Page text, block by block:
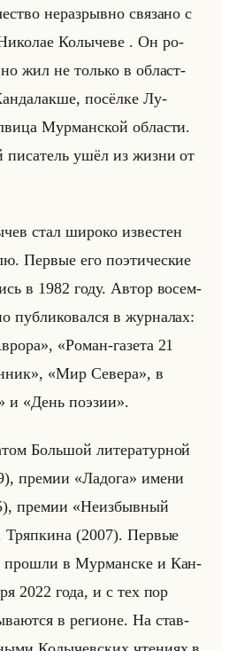
нераз­рыв­но свя­за­но с
Ко­лы­че­ве . Он ро­
жил не только в об­ласт­
по­сёл­ке Лу­
Мур­ман­ской об­ла­сти.
пи­са­тель ушёл из жизни от
стал ши­ро­ко из­ве­стен
Пер­вые его по­эти­че­ские
в 1982 году. Автор во­сем­
пуб­ли­ко­вал­ся в жур­на­лах:
«Роман-газета 21
«Мир Севера», в
и «День поэзии».
Большой ли­те­ра­тур­ной
пре­мии «Ладога» имени
пре­мии «Неизбывный
Тряп­ки­на (2007). Пер­вые
про­шли в Мур­ман­ске и Кан­
2022 года, и с тех пор
в ре­ги­оне. На став­